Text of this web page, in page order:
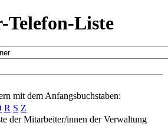
Liste
mit dem Anfangsbuchstaben:
R S Z
der Mitarbeiter/innen der Verwaltung